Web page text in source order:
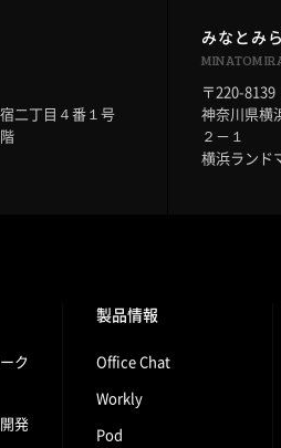
二丁目４番１号
みなとみ
〒220-8139
神奈川県横
２－１
横浜ランド
ク
発
製品情報
Office Chat
Workly
Pod